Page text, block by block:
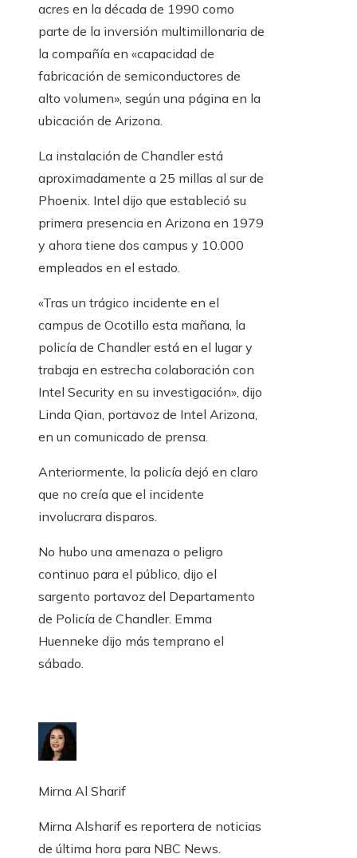
acres en la década de 1990 como
parte de la inversión multimillonaria de
la compañía en «capacidad de
fabricación de semiconductores de
alto volumen», según una página en la
ubicación de Arizona.
La instalación de Chandler está
aproximadamente a 25 millas al sur de
Phoenix. Intel dijo que estableció su
primera presencia en Arizona en 1979
y ahora tiene dos campus y 10.000
empleados en el estado.
«Tras un trágico incidente en el
campus de Ocotillo esta mañana, la
policía de Chandler está en el lugar y
trabaja en estrecha colaboración con
Intel Security en su investigación», dijo
Linda Qian, portavoz de Intel Arizona,
en un comunicado de prensa.
Anteriormente, la policía dejó en claro
que no creía que el incidente
involucrara disparos.
No hubo una amenaza o peligro
continuo para el público, dijo el
sargento portavoz del Departamento
de Policía de Chandler. Emma
Huenneke dijo más temprano el
sábado.
Mirna Al Sharif
Mirna Alsharif es reportera de noticias
de última hora para NBC News.